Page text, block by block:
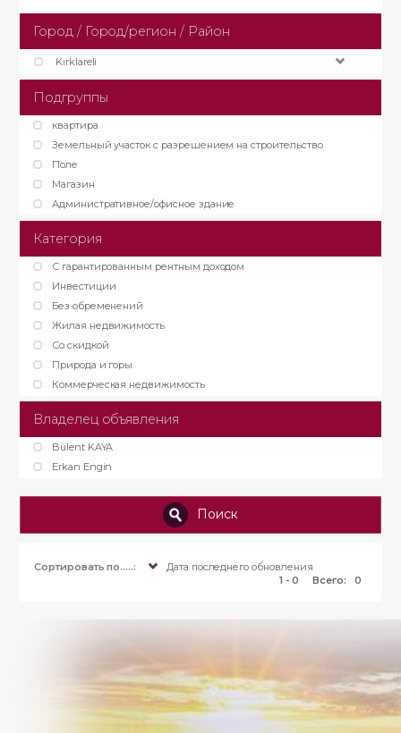
Город / Город/регион / Район
Kırklareli
Подгруппы
квартира
Земельный участок с разрешением на строительство
Поле
Магазин
Административное/офисное здание
Категория
С гарантированным рентным доходом
Инвестиции
Без обременений
Жилая недвижимость
Со скидкой
Природа и горы
Коммерческая недвижимость
Владелец объявления
Bülent KAYA
Erkan Engin
Поиск
Сортировать по.....:
Дата последнего обновления
1 - 0
Всего: 0